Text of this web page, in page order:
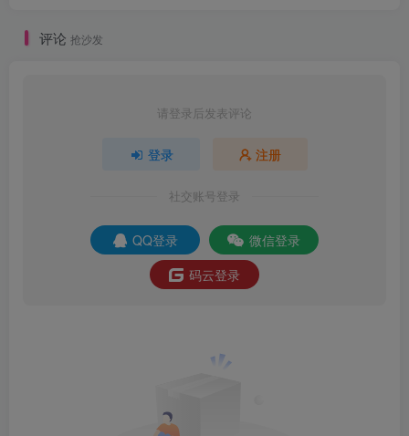
评论 抢沙发
请登录后发表评论
登录 注册
社交账号登录
QQ登录
微信登录
码云登录